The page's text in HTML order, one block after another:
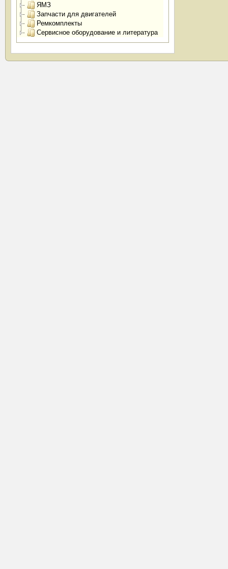
ЯМЗ
Запчасти для двигателей
Ремкомплекты
Сервисное оборудование и литература